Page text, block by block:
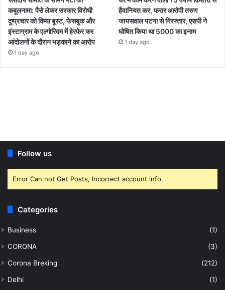
कबूलनामा: पैसे लेकर सरकार विरोधी
दुष्प्रचार को किया बूस्ट, फेसबुक और
इंस्टाग्राम के एल्गोरिदम में हेरफेर कर
आंदोलनों के दौरान भड़काने का आरोप
1 day ago
हैवानियत कर, फरार आरोपी तरुण
जायसवाल पटना से गिरफ्तार, एसपी ने
घोषित किया था 5000 का इनाम
1 day ago
Follow us
Error Can not Get Posts, Incorrect account info.
Categories
Business (1)
CORONA (3)
Corona Breking (212)
Delhi (1)